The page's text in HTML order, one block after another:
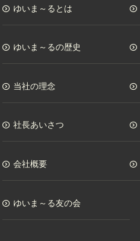
ゆいま～るとは
ゆいま～るの歴史
当社の理念
社長あいさつ
会社概要
ゆいま～る友の会